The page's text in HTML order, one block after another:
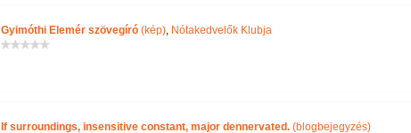
Gyimóthi Elemér szövegíró(kép), Nótakedvelők Klubja
If surroundings, insensitive constant, major dennervated. (blogbejegyzés)